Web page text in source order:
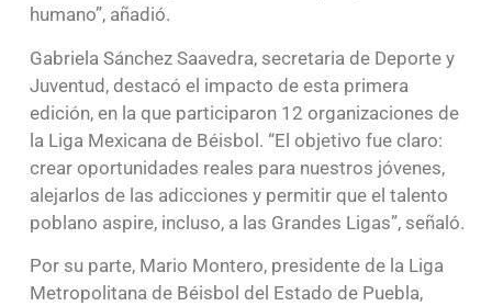
humano”, añadió.
Gabriela Sánchez Saavedra, secretaria de Deporte y
Juventud, destacó el impacto de esta primera
edición, en la que participaron 12 organizaciones de
la Liga Mexicana de Béisbol. “El objetivo fue claro:
crear oportunidades reales para nuestros jóvenes,
alejarlos de las adicciones y permitir que el talento
poblano aspire, incluso, a las Grandes Ligas”, señaló.
Por su parte, Mario Montero, presidente de la Liga
Metropolitana de Béisbol del Estado de Puebla,